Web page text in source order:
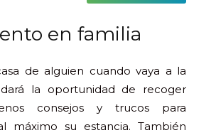
en familia
de alguien cuando vaya a la
la oportunidad de recoger
consejos y trucos para
máximo su estancia. También